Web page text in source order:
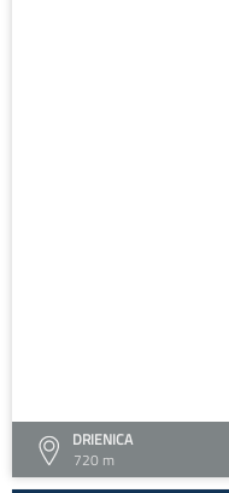
DRIENICA
720 m